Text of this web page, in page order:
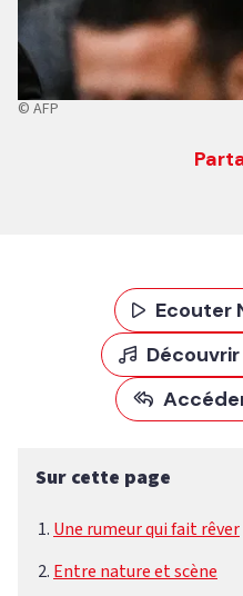
© AFP
Ecouter
Sur cette page
Une rumeur qui fait rêver
Entre nature et scène